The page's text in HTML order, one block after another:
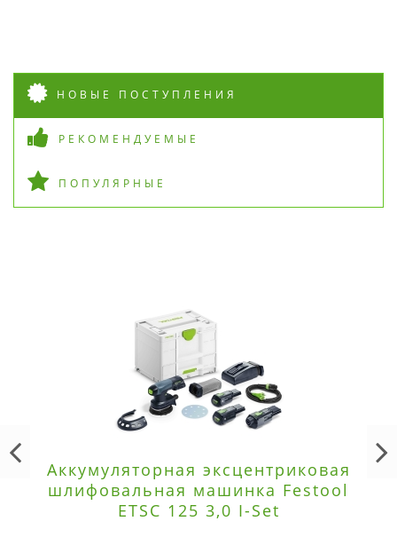
НОВЫЕ ПОСТУПЛЕНИЯ
РЕКОМЕНДУЕМЫЕ
ПОПУЛЯРНЫЕ
Аккумуляторная эксцентриковая
шлифовальная машинка Festool
ETSC 125 3,0 I-Set